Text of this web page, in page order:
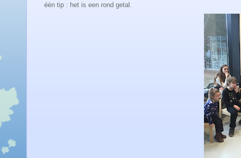
één tip : het is een rond getal.